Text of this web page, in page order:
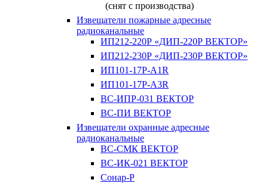
(снят с производства)
Извещатели пожарные адресные
радиоканальные
ИП212-220Р «ДИП-220Р ВЕКТОР»
ИП212-230Р «ДИП-230Р ВЕКТОР»
ИП101-17Р-A1R
ИП101-17Р-A3R
ВС-ИПР-031 ВЕКТОР
ВС-ПИ ВЕКТОР
Извещатели охранные адресные
радиоканальные
ВС-СМК ВЕКТОР
ВС-ИК-021 ВЕКТОР
Сонар-Р